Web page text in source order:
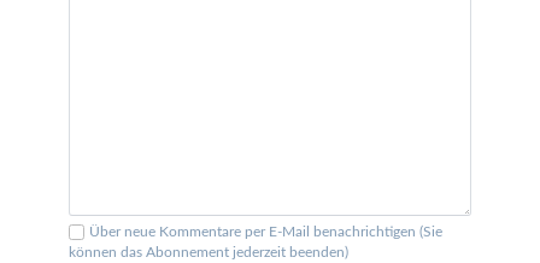
Über neue Kommentare per E-Mail benachrichtigen (Sie
können das Abonnement jederzeit beenden)